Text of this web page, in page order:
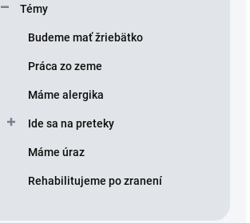
Témy
Budeme mať žriebätko
Práca zo zeme
Máme alergika
Ide sa na preteky
Máme úraz
Rehabilitujeme po zranení